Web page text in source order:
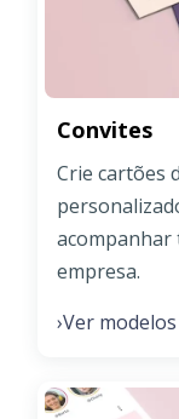
Convites
Crie cartões
acompanhar
empresa.
›Ver